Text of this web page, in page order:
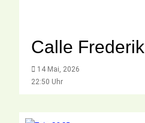
Calle Frederik
14 Mai, 2026
22:50 Uhr